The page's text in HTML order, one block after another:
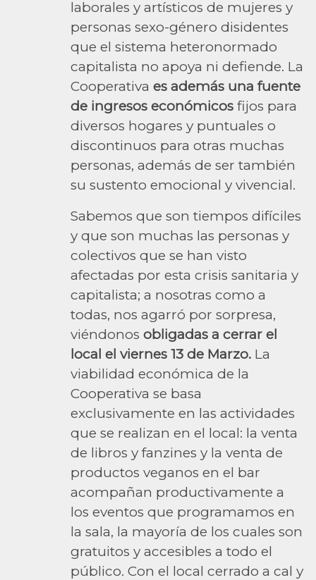
laborales y artísticos de mujeres y
personas sexo-género disidentes
que el sistema heteronormado
capitalista no apoya ni defiende. La
Cooperativa es además una fuente
de ingresos económicos fijos para
diversos hogares y puntuales o
discontinuos para otras muchas
personas, además de ser también
su sustento emocional y vivencial.
Sabemos que son tiempos difíciles
y que son muchas las personas y
colectivos que se han visto
afectadas por esta crisis sanitaria y
capitalista; a nosotras como a
todas, nos agarró por sorpresa,
viéndonos obligadas a cerrar el
local el viernes 13 de Marzo. La
viabilidad económica de la
Cooperativa se basa
exclusivamente en las actividades
que se realizan en el local: la venta
de libros y fanzines y la venta de
productos veganos en el bar
acompañan productivamente a
los eventos que programamos en
la sala, la mayoría de los cuales son
gratuitos y accesibles a todo el
público. Con el local cerrado a cal y